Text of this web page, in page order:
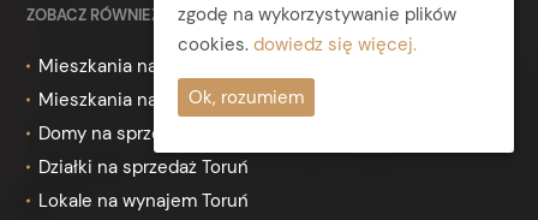
ZOBACZ RÓWNIEŻ
Mieszkania na wynajem Toruń
Mieszkania na sprzedaż Toruń
Domy na sprzedaż Toruń
Działki na sprzedaż Toruń
Lokale na wynajem Toruń
zgodę na wykorzystywanie plików
cookies. dowiedz się więcej.
Ok, rozumiem